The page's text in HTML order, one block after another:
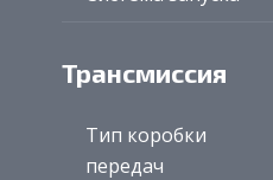
Трансмиссия
Тип коробки
передач